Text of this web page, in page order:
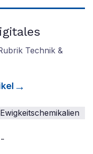
Technik &